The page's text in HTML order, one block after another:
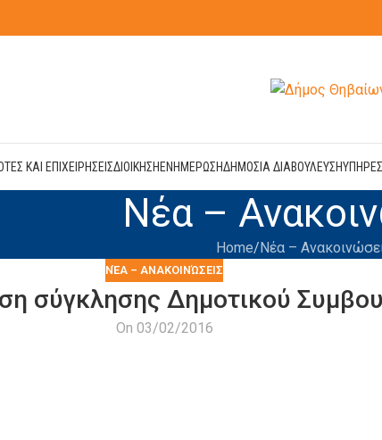
ΚΑΙ ΕΠΙΧΕΙΡΗΣΕΙΣΔΙΟΙΚΗΣΗΕΝΗΜΕΡΩΣΗΔΗΜΟΣΙΑ ΔΙΑΒΟΥΛΕΥΣΗ
Νέα –
Home Νέα –
ΝΈΑ – ΑΝΑΚΟΙΝΏΣΕΙΣ
σύγκλησης Δημοτικού
On 03/02/2016